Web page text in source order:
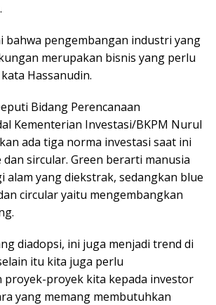
bahwa pengembangan industri yang
merupakan bisnis yang perlu
Hassanudin.
Bidang Perencanaan
Kementerian Investasi/BKPM Nurul
ada tiga norma investasi saat ini
sircular. Green berarti manusia
alam yang diekstrak, sedangkan blue
circular yaitu mengembangkan
diadopsi, ini juga menjadi trend di
itu kita juga perlu
proyek-proyek kita kepada investor
yang memang membutuhkan